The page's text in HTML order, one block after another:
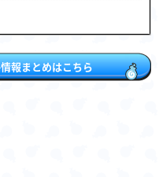
報まとめはこちら